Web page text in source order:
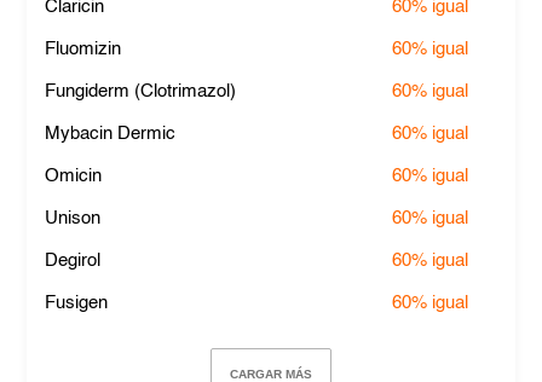
Claricin 60% igual
Fluomizin 60% igual
Fungiderm (Clotrimazol) 60% igual
Mybacin Dermic 60% igual
Omicin 60% igual
Unison 60% igual
Degirol 60% igual
Fusigen 60% igual
CARGAR MÁS